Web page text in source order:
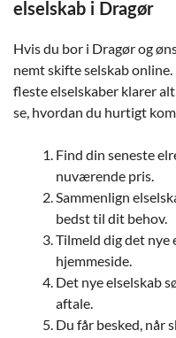
elselskab i Dragør
Hvis du bor i Dragør og
nemt skifte selskab
fleste elselskaber klarer
se, hvordan du hurtigt
Find din seneste
nuværende pris.
Sammenlign
bedst til dit behov.
Tilmeld dig det nye
hjemmeside.
Det nye elselskab
aftale.
Du får besked, når